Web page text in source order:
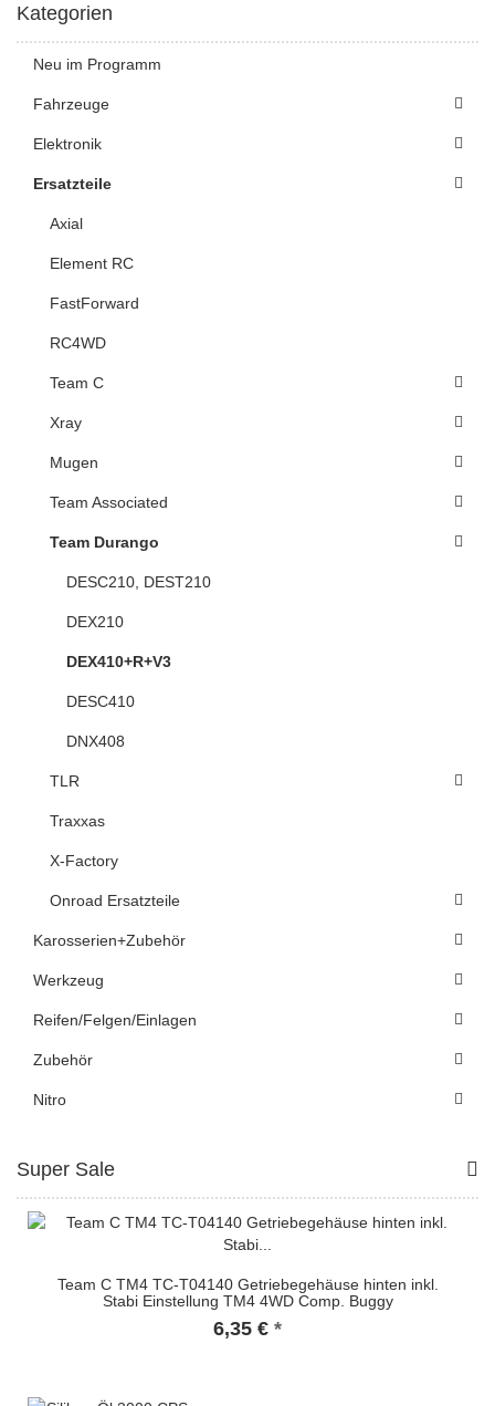
Kategorien
Neu im Programm
Fahrzeuge
Elektronik
Ersatzteile
Axial
Element RC
FastForward
RC4WD
Team C
Xray
Mugen
Team Associated
Team Durango
DESC210, DEST210
DEX210
DEX410+R+V3
DESC410
DNX408
TLR
Traxxas
X-Factory
Onroad Ersatzteile
Karosserien+Zubehör
Werkzeug
Reifen/Felgen/Einlagen
Zubehör
Nitro
Super Sale
Team C TM4 TC-T04140 Getriebegehäuse hinten inkl.
Stabi Einstellung TM4 4WD Comp. Buggy
6,35 € *